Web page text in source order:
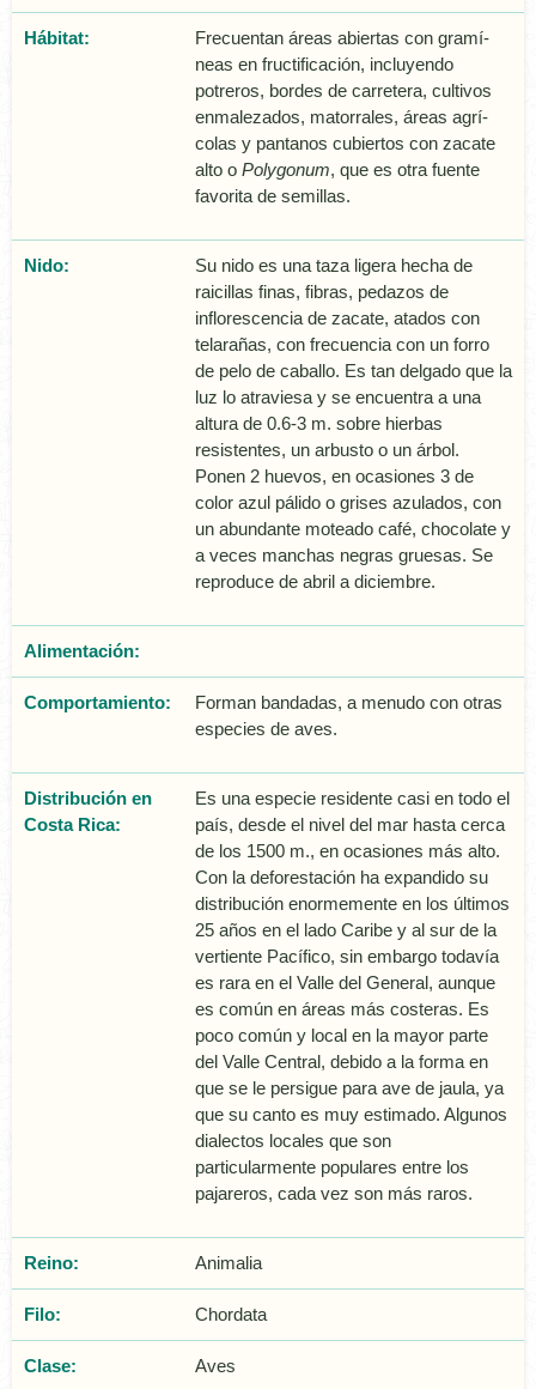
Hábitat:
Frecuentan áreas abiertas con gramí­
neas en fructificación, incluyendo
potreros, bordes de carretera, cultivos
enmalezados, matorrales, áreas agrí­
colas y pantanos cubiertos con zacate
alto o Polygonum, que es otra fuente
favorita de semillas.
Nido:
Su nido es una taza ligera hecha de
raicillas finas, fibras, pedazos de
inflorescencia de zacate, atados con
telarañas, con frecuencia con un forro
de pelo de caballo. Es tan delgado que la
luz lo atraviesa y se encuentra a una
altura de 0.6-3 m. sobre hierbas
resistentes, un arbusto o un árbol.
Ponen 2 huevos, en ocasiones 3 de
color azul pálido o grises azulados, con
un abundante moteado café, chocolate y
a veces manchas negras gruesas. Se
reproduce de abril a diciembre.
Alimentación:
Comportamiento:
Forman bandadas, a menudo con otras
especies de aves.
Distribución en
Costa Rica:
Es una especie residente casi en todo el
país, desde el nivel del mar hasta cerca
de los 1500 m., en ocasiones más alto.
Con la deforestación ha expandido su
distribución enormemente en los últimos
25 años en el lado Caribe y al sur de la
vertiente Pacífico, sin embargo todavía
es rara en el Valle del General, aunque
es común en áreas más costeras. Es
poco común y local en la mayor parte
del Valle Central, debido a la forma en
que se le persigue para ave de jaula, ya
que su canto es muy estimado. Algunos
dialectos locales que son
particularmente populares entre los
pajareros, cada vez son más raros.
Reino: Animalia
Filo: Chordata
Clase: Aves